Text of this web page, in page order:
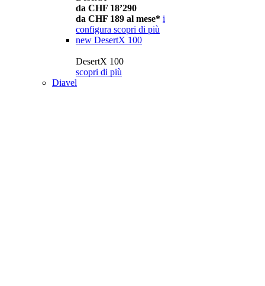
da CHF 18’290
da CHF 189 al mese* i
configura scopri di più
new DesertX 100
DesertX 100
scopri di più
Diavel